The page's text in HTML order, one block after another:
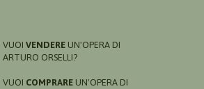
VUOI VENDERE UN'OPERA DI
ARTURO ORSELLI?
VUOI COMPRARE UN'OPERA DI